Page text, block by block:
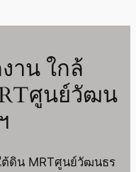
าน ใกล้
ศูนย์วัฒน
ต้ดิน MRTศูนย์วัฒนธร